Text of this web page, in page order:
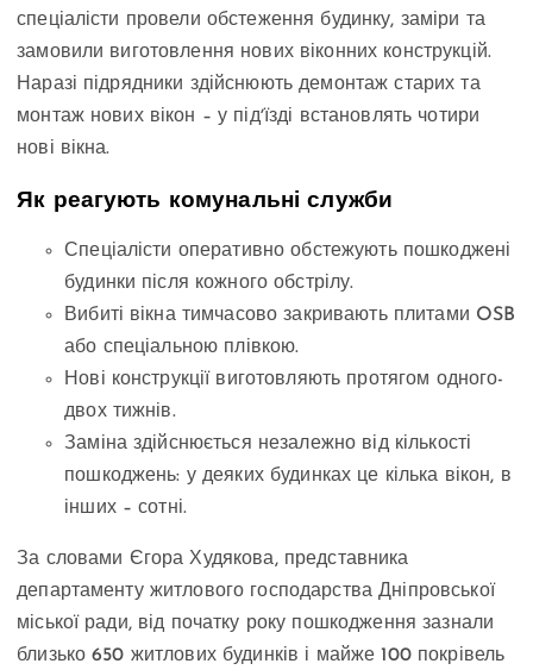
спеціалісти провели обстеження будинку, заміри та
замовили виготовлення нових віконних конструкцій.
Наразі підрядники здійснюють демонтаж старих та
монтаж нових вікон – у підʼїзді встановлять чотири
нові вікна.
Як реагують комунальні служби
Спеціалісти оперативно обстежують пошкоджені
будинки після кожного обстрілу.
Вибиті вікна тимчасово закривають плитами OSB
або спеціальною плівкою.
Нові конструкції виготовляють протягом одного-
двох тижнів.
Заміна здійснюється незалежно від кількості
пошкоджень: у деяких будинках це кілька вікон, в
інших – сотні.
За словами Єгора Худякова, представника
департаменту житлового господарства Дніпровської
міської ради, від початку року пошкодження зазнали
близько 650 житлових будинків і майже 100 покрівель